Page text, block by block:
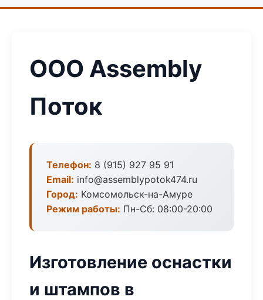
ООО Assembly
Поток
Телефон: 8 (915) 927 95 91
Email: info@assemblypotok474.ru
Город: Комсомольск-на-Амуре
Режим работы: Пн-Сб: 08:00-20:00
Изготовление оснастки
и штампов в